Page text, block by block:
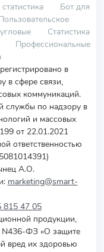
Бот для
Статистика
Профессиональные
в
в сфере связи,
коммуникаций.
службы по надзору в
и массовых
от 22.01.2021
ответственностью
А.О.
marketing@smart-
815 47 05
продукции,
N436-ФЗ «О защите
вред их здоровью